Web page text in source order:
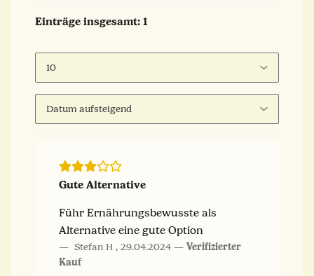
Einträge insgesamt: 1
Gute Alternative
Führ Ernährungsbewusste als
Alternative eine gute Option
Stefan H , 29.04.2024
Verifizierter
Kauf